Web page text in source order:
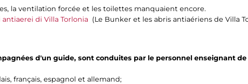
la ventilation forcée et les toilettes manquaient encore.
di Villa Torlonia (Le Bunker et les abris antiaériens de Villa
d'un guide, sont conduites par le personnel enseignant de
français, espagnol et allemand;